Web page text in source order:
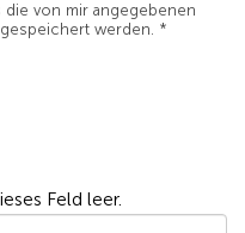
die von mir angegebenen
werden. *
Feld leer.